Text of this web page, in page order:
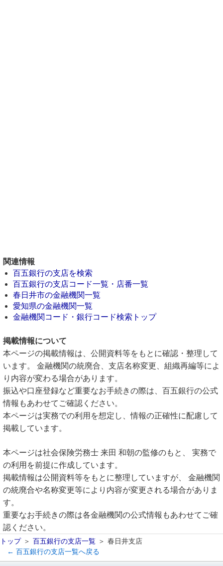
関連情報
百五銀行の支店を検索
百五銀行の支店コード一覧・店番一覧
春日井市の金融機関一覧
愛知県の金融機関一覧
金融機関コード・銀行コード検索トップ
掲載情報について
本ページの掲載情報は、公開資料等をもとに確認・整理して
います。 金融機関の統廃合、支店名称変更、組織再編等によ
り内容が変わる場合があります。
振込や口座登録など重要なお手続きの際は、百五銀行の公式
情報もあわせてご確認ください。
本ページは実務での利用を想定し、情報の正確性に配慮して
掲載しています。
本ページは社会保険労務士 来田 和朝の監修のもと、 実務で
の利用を前提に作成しています。
掲載情報は公開資料等をもとに整理していますが、 金融機関
の統廃合や名称変更等により内容が変更される場合がありま
す。
重要なお手続きの際は各金融機関の公式情報もあわせてご確
認ください。
トップ 百五銀行の支店一覧
春日井支店
← 百五銀行の支店一覧へ戻る